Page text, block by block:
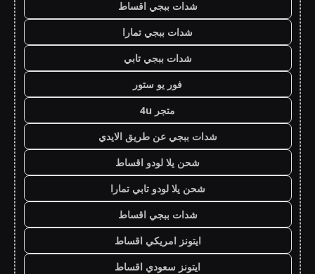
شدات ببجي اقساط
شدات ببجي تمارا
شدات ببجي تابي
فور يو ستور
متجر 4u
شدات ببجي عن طريق الايدي
شحن يلا لودو اقساط
شحن يلا لودو تابي تمارا
شدات ببجي اقساط
ايتونز امريكي اقساط
ايتونز سعودي اقساط